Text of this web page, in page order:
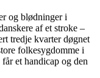
og blødninger i
af et stroke –
tredje kvarter døgnet
folkesygdomme i
et handicap og den